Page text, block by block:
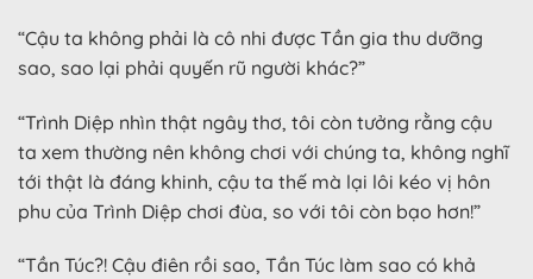
“Cậu ta không phải là cô nhi được Tần gia thu dưỡng
sao, sao lại phải quyến rũ người khác?”
“Trình Diệp nhìn thật ngây thơ, tôi còn tưởng rằng cậu
ta xem thường nên không chơi với chúng ta, không nghĩ
tới thật là đáng khinh, cậu ta thế mà lại lôi kéo vị hôn
phu của Trình Diệp chơi đùa, so với tôi còn bạo hơn!”
“Tần Túc?! Cậu điên rồi sao, Tần Túc làm sao có khả